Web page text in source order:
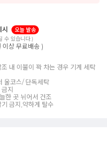
오늘 발송
수 있습니다.)
상 무료배송 )
내 이불이 꽉 차는 경우 기계 세탁
울코스/ 단독세탁
지
한 곳 뉘어서 건조
금지,약하게 탈수